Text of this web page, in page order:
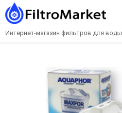
Интернет-магазин фильтров для воды